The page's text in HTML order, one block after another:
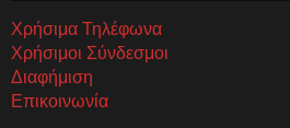
Χρήσιμα Τηλέφωνα
Χρήσιμοι Σύνδεσμοι
Διαφήμιση
Επικοινωνία